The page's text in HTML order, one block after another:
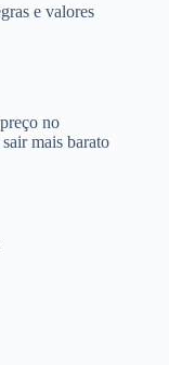
e valores
no
mais barato